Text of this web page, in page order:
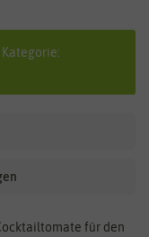
für den